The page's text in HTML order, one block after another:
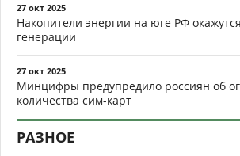
27 окт 2025
Накопители энергии на юге РФ
генерации
27 окт 2025
Минцифры предупредило россиян об
количества сим-карт
РАЗНОЕ